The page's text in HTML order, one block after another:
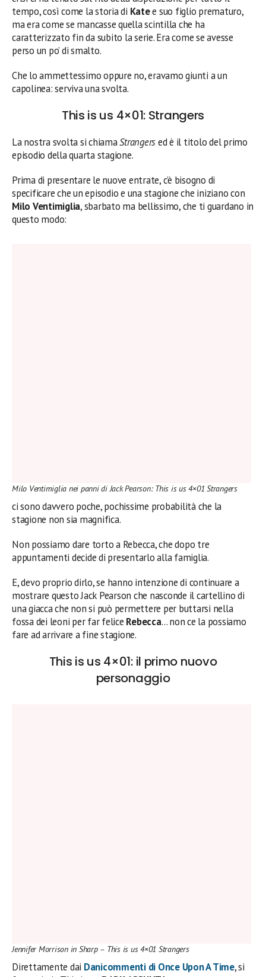
tempo, così come la storia di Katee suo figlio prematuro,
ma era come se mancasse quella scintilla che ha
caratterizzato fin da subito la serie. Era come se avesse
perso un po’ di smalto.
Che lo ammettessimo oppure no, eravamo giunti a un
capolinea: serviva una svolta.
This is us 4×01: Strangers
La nostra svolta si chiamaStrangersed è il titolo del primo
episodio della quarta stagione.
Prima di presentare le nuove entrate, c’è bisogno di
specificare che un episodio e una stagione che iniziano con
Milo Ventimiglia, sbarbato ma bellissimo, che ti guardano in
questo modo:
Milo Ventimiglia nei panni di Jack Pearson: This is us 4×01 Strangers
ci sono davvero poche, pochissime probabilità che la
stagione non sia magnifica.
Non possiamo dare torto a Rebecca, che dopo tre
appuntamenti decide di presentarlo alla famiglia.
E, devo proprio dirlo, se hanno intenzione di continuare a
mostrare questo Jack Pearson che nasconde il cartellino di
una giacca che non si può permettere per buttarsi nella
fossa dei leoni per far felice Rebecca… non ce la possiamo
fare ad arrivare a fine stagione.
This is us 4×01: il primo nuovo
personaggio
Jennifer Morrison in Sharp – This is us 4×01 Strangers
Direttamente dai Danicommenti di Once Upon A Time, si